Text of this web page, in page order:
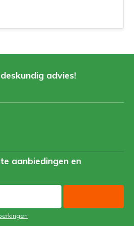
advies!
aanbiedingen en